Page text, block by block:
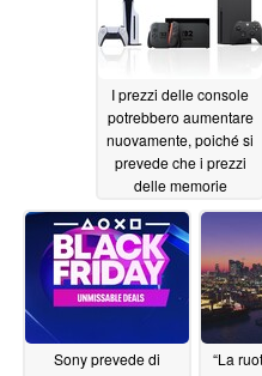
I prezzi delle console
potrebbero aumentare
nuovamente, poiché si
prevede che i prezzi
delle memorie
subiscano due
impennate nella
seconda metà del
2026, avverte Jefferies
Equity Research
Sony prevede di
“La